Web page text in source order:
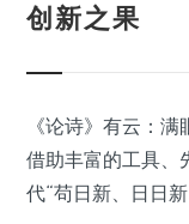
创新之果
《论诗》有云：
借助丰富的工具、
代“苟日新、日日新